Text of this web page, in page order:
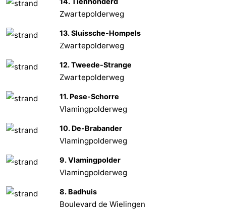
Retranchement
Nature
Het
Flandre-
Occidentale
-
côte
-
Knokke-
-
Blankenberge
Zwartepolderweg
13. Sluissche-Hompels
Zwartepolderweg
12. Tweede-Strange
Zwartepolderweg
11. Pese-Schorre
Vlamingpolderweg
10. De-Brabander
Vlamingpolderweg
9. Vlamingpolder
Vlamingpolderweg
8. Badhuis
Boulevard de Wielingen